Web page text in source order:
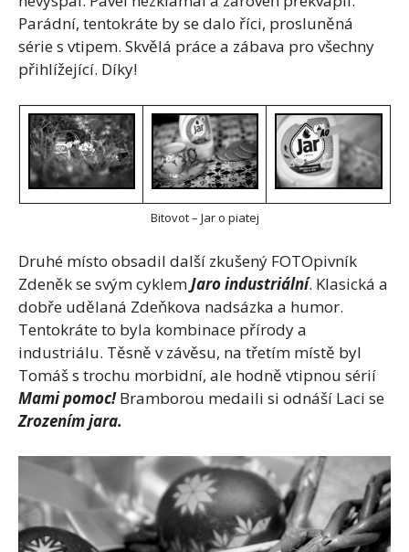
Parádní, tentokráte by se dalo říci, prosluněná
série s vtipem. Skvělá práce a zábava pro všechny
přihlížející. Díky!
Bitovot – Jar o piatej
Druhé místo obsadil další zkušený FOTOpivník
Zdeněk se svým cyklemJaro industriální. Klasická a
dobře udělaná Zdeňkova nadsázka a humor.
Tentokráte to byla kombinace přírody a
industriálu. Těsně v závěsu, na třetím místě byl
Tomáš s trochu morbidní, ale hodně vtipnou sérií
Mami pomoc!Bramborou medaili si odnáší Laci se
Zrozením jara.